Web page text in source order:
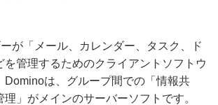
が「メール、カレンダー、タスク、ド
を管理するためのクライアントソフトウ
Dominoは、グループ間での「情報共
」がメインのサーバーソフトです。